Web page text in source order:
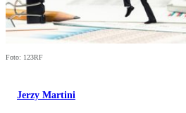
Foto: 123RF
Jerzy Martini